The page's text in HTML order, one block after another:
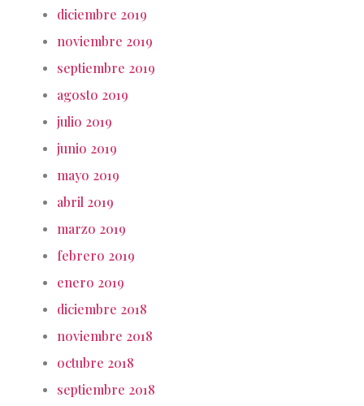
diciembre 2019
noviembre 2019
septiembre 2019
agosto 2019
julio 2019
junio 2019
mayo 2019
abril 2019
marzo 2019
febrero 2019
enero 2019
diciembre 2018
noviembre 2018
octubre 2018
septiembre 2018